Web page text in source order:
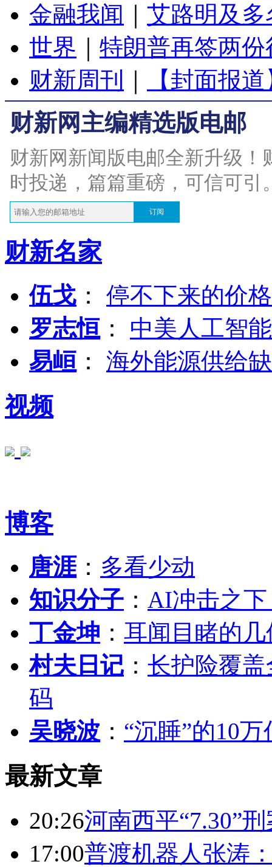
金融我闻
艾路明及
世界
特朗普再签两
财新周刊
【封面报
财新网主编精选版电邮
财新网新闻版电邮全新升级
时投递，篇篇重磅，可信可引
订阅
财新名家
伍戈 ： 停不下来的价
罗志恒 ： 中美人工智
易峘 ： 海外能源供给
视频
博客
唐涯： 多看少动
知识分子 ： AI冲击之
丁金坤 ： 耳闻目睹的
村夫日记 ： 长护险覆
码
吴晓波 ： “沉睡”的10
最新文章
20:26河南西平“7.30”
17:00普渡机器人张涛